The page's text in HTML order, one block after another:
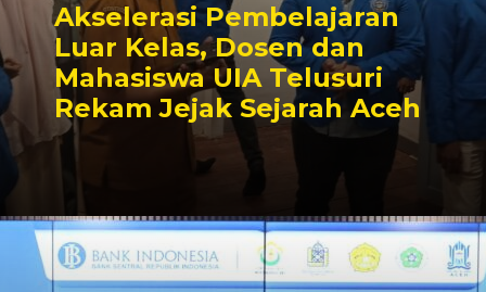
Akselerasi Pembelajaran
Luar Kelas, Dosen dan
Mahasiswa UIA Telusuri
Rekam Jejak Sejarah Aceh